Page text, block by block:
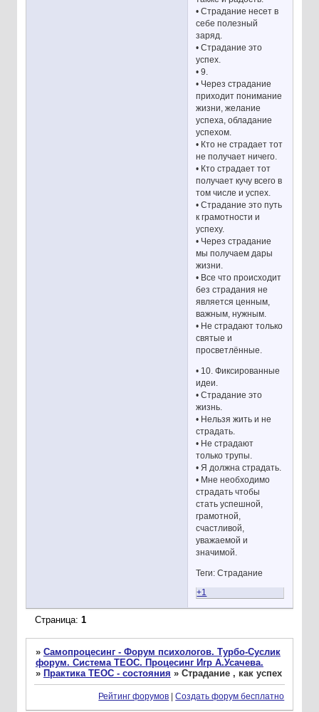
• Страдание несет в
себе полезный
заряд.
• Страдание это
успех.
• 9.
• Через страдание
приходит понимание
жизни, желание
успеха, обладание
успехом.
• Кто не страдает тот
не получает ничего.
• Кто страдает тот
получает кучу всего в
том числе и успех.
• Страдание это путь
к грамотности и
успеху.
• Через страдание
мы получаем дары
жизни.
• Все что происходит
без страдания не
является ценным,
важным, нужным.
• Не страдают только
святые и
просветлённые.
• 10. Фиксированные
идеи.
• Страдание это
жизнь.
• Нельзя жить и не
страдать.
• Не страдают
только трупы.
• Я должна страдать.
• Мне необходимо
страдать чтобы
стать успешной,
грамотной,
счастливой,
уважаемой и
значимой.
Теги: Страдание
+1
Страница: 1
» Самопроцесинг - Форум психологов. Турбо-Суслик
форум. Система ТЕОС. Процесинг Игр А.Усачева.
» Практика ТЕОС - состояния » Страдание , как успех
Рейтинг форумов |Создать форум бесплатно